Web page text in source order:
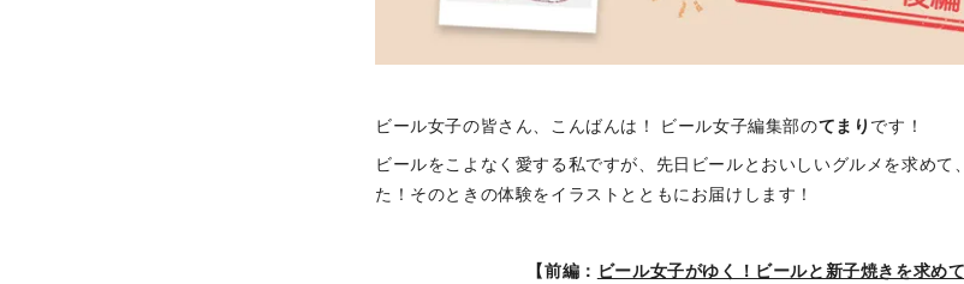
ビール女子の皆さん、こんばんは！ ビール女子編集部のてまり です！
ビールをこよなく愛する私ですが、先日ビールとおいしいグルメを求めて
た！そのときの体験をイラストとともにお届けします！
【前編： ビール女子がゆく！ビールと新子焼きを求め